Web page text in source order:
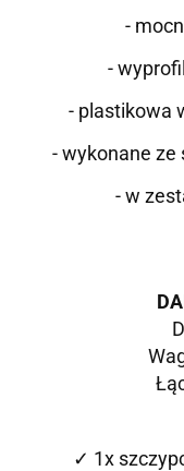
-
-
- plastikowa
- wykonane ze
- w
✓ 1x